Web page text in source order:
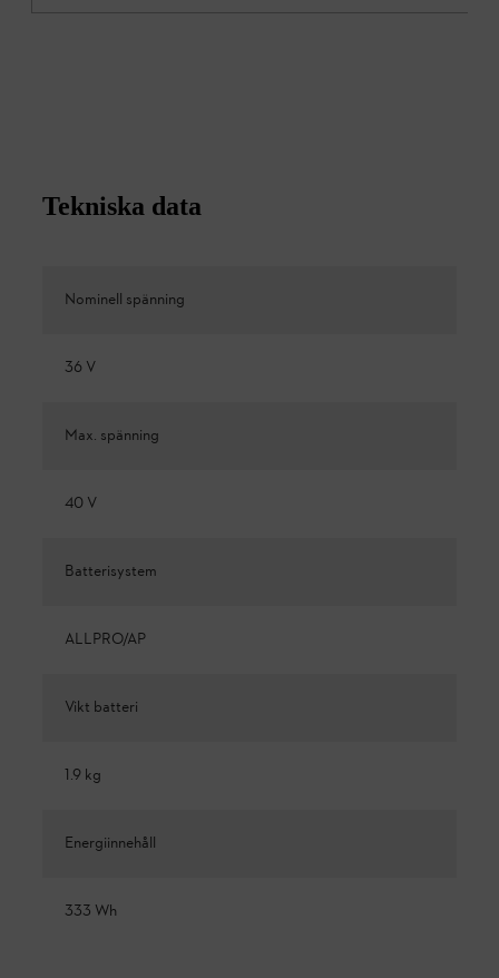
Tekniska data
Nominell spänning
36 V
Max. spänning
40 V
Batterisystem
ALLPRO/AP
Vikt batteri
1.9 kg
Energiinnehåll
333 Wh